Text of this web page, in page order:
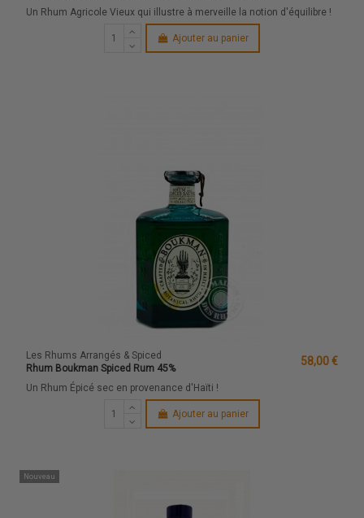
Un Rhum Agricole Vieux qui illustre à merveille la notion d'équilibre !
Ajouter au panier
Les Rhums Arrangés & Spiced
Rhum Boukman Spiced Rum 45%
58,00 €
Un Rhum Épicé sec en provenance d'Haïti !
Ajouter au panier
Nouveau